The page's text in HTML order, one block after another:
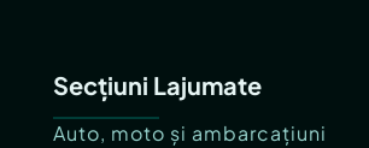
Secțiuni Lajumate
Auto, moto și ambarcațiuni